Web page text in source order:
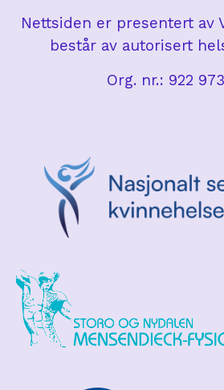
Nettsiden er presentert av
består av autorisert
Org. nr.: 922